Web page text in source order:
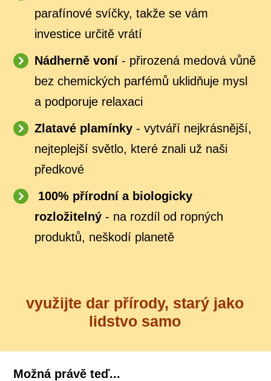
parafínové svíčky, takže se vám
investice určitě vrátí
Nádherně voní - přirozená medová vůně
bez chemických parfémů uklidňuje mysl
a podporuje relaxaci
Zlatavé plamínky - vytváří nejkrásnější,
nejteplejší světlo, které znali už naši
předkové
100% přírodní a biologicky
rozložitelný - na rozdíl od ropných
produktů, neškodí planetě
využijte dar přírody, starý jako
lidstvo samo
Možná právě teď...